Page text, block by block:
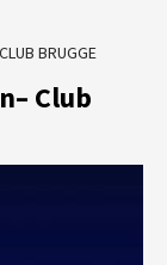
BRUGGE
Club